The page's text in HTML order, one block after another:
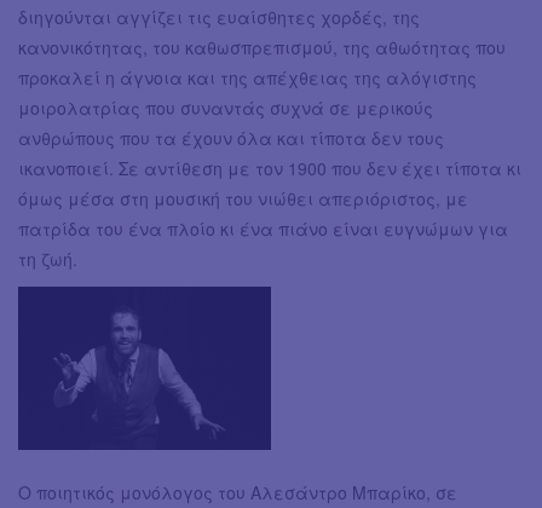
διηγούνται αγγίζει τις ευαίσθητες χορδές, της
κανονικότητας, του καθωσπρεπισμού, της αθωότητας που
προκαλεί η άγνοια και της απέχθειας της αλόγιστης
μοιρολατρίας που συναντάς συχνά σε μερικούς
ανθρώπους που τα έχουν όλα και τίποτα δεν τους
ικανοποιεί. Σε αντίθεση με τον 1900 που δεν έχει τίποτα κι
όμως μέσα στη μουσική του νιώθει απεριόριστος, με
πατρίδα του ένα πλοίο κι ένα πιάνο είναι ευγνώμων για
τη ζωή.
Ο ποιητικός μονόλογος του Αλεσάντρο Μπαρίκο, σε